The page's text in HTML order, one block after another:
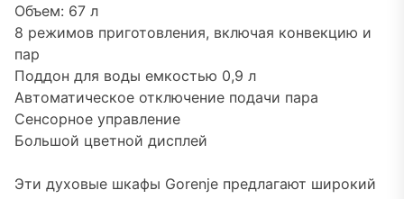
Объем: 67 л
8 режимов приготовления, включая конвекцию и
пар
Поддон для воды емкостью 0,9 л
Автоматическое отключение подачи пара
Сенсорное управление
Большой цветной дисплей
Эти духовые шкафы Gorenje предлагают широкий